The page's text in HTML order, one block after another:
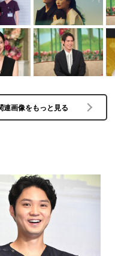
連画像をもっと見る